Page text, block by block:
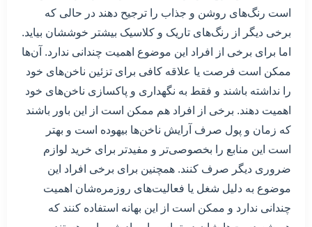
است رنگ‌های روشن و جذاب را ترجیح دهند در حالی که
برخی دیگر از رنگ‌های تاریک و کلاسیک بیشتر خوششان بیاید.
اما برای برخی از افراد این موضوع اهمیت چندانی ندارد. آن‌ها
ممکن است فرصت یا علاقه کافی برای تزئین ناخن‌های خود
را نداشته باشند و فقط به نگهداری و پاکسازی ناخن‌های خود
اهمیت دهند. برخی از افراد هم ممکن است از این باور باشند
که زمان و پول صرف آرایش ناخن‌ها بیهوده است و بهتر
است این منابع را بخصوصی‌تر و مفیدتر برای خرید لوازم
ضروری دیگر صرف کنند. همچنین برای برخی افراد این
موضوع به دلیل شغل یا فعالیت‌های روزمره‌شان اهمیت
چندانی ندارد و ممکن است از این بهانه استفاده کنند که